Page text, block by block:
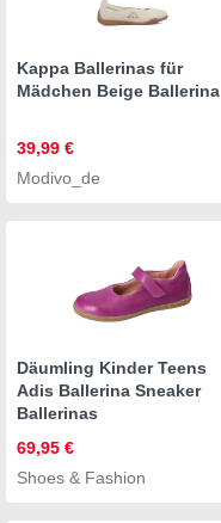
Kappa Ballerinas für
Mädchen Beige Ballerina
39,99 €
Modivo_de
Däumling Kinder Teens
Adis Ballerina Sneaker
Ballerinas
69,95 €
Shoes & Fashion